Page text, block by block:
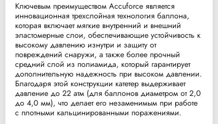
Ключевым преимуществом Accuforce является
инновационная трехслойная технология баллона,
которая включает мягкие внутренний и внешний
эластомерные слои, обеспечивающие устойчивость к
высокому давлению изнутри и защиту от
повреждений снаружи, а также более прочный
средний слой из полиамида, который гарантирует
дополнительную надежность при высоком давлении.
Благодаря этой конструкции катетер выдерживает
давление до 22 атм (для баллонов диаметром от 2,0
до 4,0 мм), что делает его незаменимым при работе
с плотными кальцинированными поражениями.